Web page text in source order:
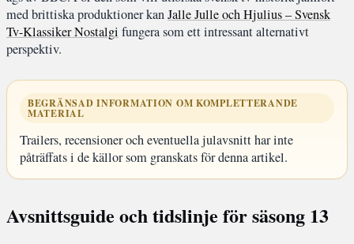
med brittiska produktioner kanJalle Julle och Hjulius – Svensk
Tv-Klassiker Nostalgi fungera som ett intressant alternativt
perspektiv.
BEGRÄNSAD INFORMATION OM KOMPLETTERANDE
MATERIAL
Trailers, recensioner och eventuella julavsnitt har inte
påträffats i de källor som granskats för denna artikel.
Avsnittsguide och tidslinje för säsong 13